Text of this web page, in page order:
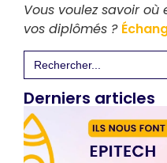
Vous voulez savoir
vos diplômés ?
Search
for:
Derniers articles